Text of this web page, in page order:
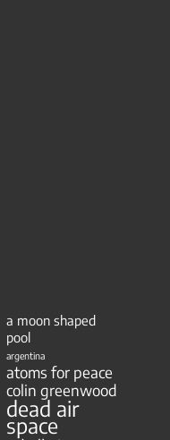
a moon shaped
pool
argentina
atoms for peace
colin greenwood
dead air
space